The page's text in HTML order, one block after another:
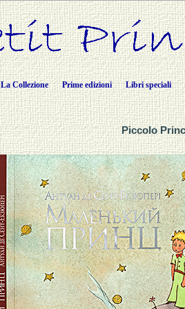
La Collezione Prime edizioni Libri speciali
Piccolo